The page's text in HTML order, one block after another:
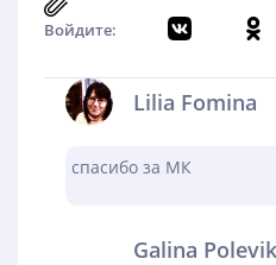
Войдите:
Lilia Fomina
спасибо за МК
Galina Polevik